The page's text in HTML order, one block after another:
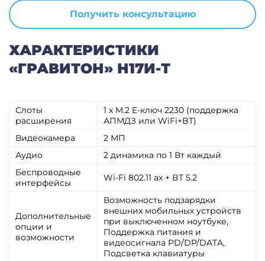
Получить консультацию
ХАРАКТЕРИСТИКИ
«ГРАВИТОН» Н17И-Т
Слоты
расширения
1 x M.2 E-ключ 2230 (поддержка
АПМДЗ или WiFi+BT)
Видеокамера
2 МП
Аудио
2 динамика по 1 Вт каждый
Беспроводные
интерфейсы
Wi-Fi 802.11 ax + BT 5.2
Дополнительные
опции и
возможности
Возможность подзарядки
внешних мобильных устройств
при выключенном ноутбуке,
Поддержка питания и
видеосигнала PD/DP/DATA,
Подсветка клавиатуры